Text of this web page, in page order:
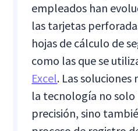
empleados han
las tarjetas
hojas de cálculo de
como las que se
Excel. Las
la tecnología no
precisión, sino